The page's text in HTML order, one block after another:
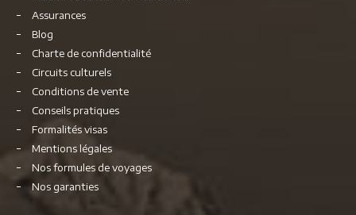
Assurances
Blog
Charte de confidentialité
Circuits culturels
Conditions de vente
Conseils pratiques
Formalités visas
Mentions légales
Nos formules de voyages
Nos garanties